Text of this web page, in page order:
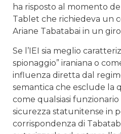
ha risposto al momento
Tablet che richiedeva un
Ariane Tabatabai in un
Se l’IEI sia meglio
spionaggio” iraniana o
influenza diretta dal
semantica che esclude la
come qualsiasi
sicurezza statunitense in
corrispondenza di